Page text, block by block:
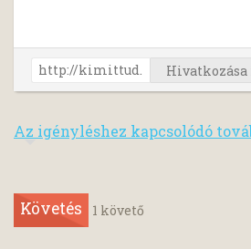
Hivatkozása
Az igényléshez kapcsolódó
Követés 1 követő